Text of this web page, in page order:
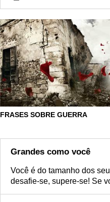
FRASES SOBRE GUERRA
Grandes como você
Você é do tamanho dos
desafie-se, supere-se! Se